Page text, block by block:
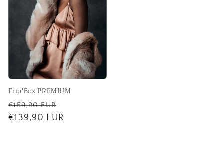
Frip'Box PREMIUM
Prix
habituel
€159,90 EUR
promotionnel
€139,90 EUR